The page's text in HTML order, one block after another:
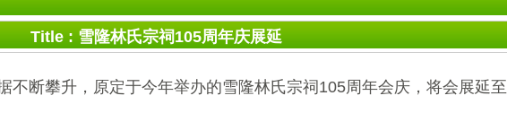
Title : 雪隆林氏宗祠105周年庆展延
不断攀升，原定于今年举办的雪隆林氏宗祠105周年会庆，将会展延至